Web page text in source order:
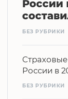
России
БЕЗ РУБРИКИ
России в
БЕЗ РУБРИКИ